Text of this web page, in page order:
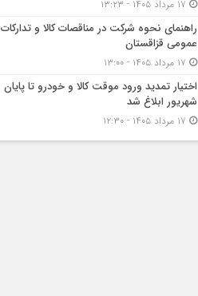
راهنمای نحوه شرکت در مناقصات کالا و تدارکات
عمومی قزاقستان
اختیار تمدید ورود موقت کالا و خودرو تا پایان
شهریور ابلاغ شد